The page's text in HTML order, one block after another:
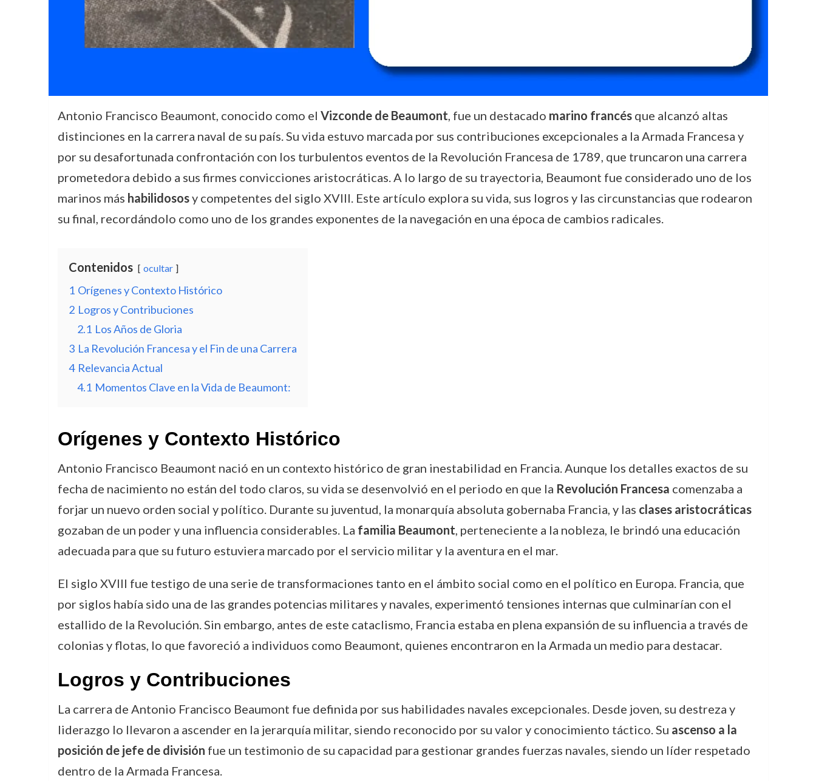
Antonio Francisco Beaumont, conocido como el Vizconde de Beaumont, fue un destacado marino francésque alcanzó altas
distinciones en la carrera naval de su país. Su vida estuvo marcada por sus contribuciones excepcionales a la Armada Francesa y
por su desafortunada confrontación con los turbulentos eventos de la Revolución Francesa de 1789, que truncaron una carrera
prometedora debido a sus firmes convicciones aristocráticas. A lo largo de su trayectoria, Beaumont fue considerado uno de los
marinos más habilidososy competentes del siglo XVIII. Este artículo explora su vida, sus logros y las circunstancias que rodearon
su final, recordándolo como uno de los grandes exponentes de la navegación en una época de cambios radicales.
Contenidos ocultar
1 Orígenes y Contexto Histórico
2 Logros y Contribuciones
2.1 Los Años de Gloria
3 La Revolución Francesa y el Fin de una Carrera
4 Relevancia Actual
4.1 Momentos Clave en la Vida de Beaumont:
Orígenes y Contexto Histórico
Antonio Francisco Beaumont nació en un contexto histórico de gran inestabilidad en Francia. Aunque los detalles exactos de su
fecha de nacimiento no están del todo claros, su vida se desenvolvió en el periodo en que la Revolución Francesa comenzaba a
forjar un nuevo orden social y político. Durante su juventud, la monarquía absoluta gobernaba Francia, y las clases aristocráticas
gozaban de un poder y una influencia considerables. La familia Beaumont, perteneciente a la nobleza, le brindó una educación
adecuada para que su futuro estuviera marcado por el servicio militar y la aventura en el mar.
El siglo XVIII fue testigo de una serie de transformaciones tanto en el ámbito social como en el político en Europa. Francia, que
por siglos había sido una de las grandes potencias militares y navales, experimentó tensiones internas que culminarían con el
estallido de la Revolución. Sin embargo, antes de este cataclismo, Francia estaba en plena expansión de su influencia a través de
colonias y flotas, lo que favoreció a individuos como Beaumont, quienes encontraron en la Armada un medio para destacar.
Logros y Contribuciones
La carrera de Antonio Francisco Beaumont fue definida por sus habilidades navales excepcionales. Desde joven, su destreza y
liderazgo lo llevaron a ascender en la jerarquía militar, siendo reconocido por su valor y conocimiento táctico. Su ascenso a la
posición de jefe de división fue un testimonio de su capacidad para gestionar grandes fuerzas navales, siendo un líder respetado
dentro de la Armada Francesa.